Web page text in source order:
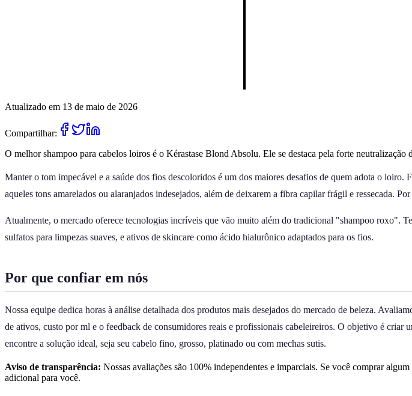
Atualizado em 13 de maio de 2026
Compartilhar:
O melhor shampoo para cabelos loiros é o Kérastase Blond Absolu. Ele se destaca pela forte neutralização
Manter o tom impecável e a saúde dos fios descoloridos é um dos maiores desafios de quem adota o
aqueles tons amarelados ou alaranjados indesejados, além de deixarem a fibra capilar frágil e ressecada.
Atualmente, o mercado oferece tecnologias incríveis que vão muito além do tradicional "shampoo roxo".
sulfatos para limpezas suaves, e ativos de skincare como ácido hialurônico adaptados para os fios.
Por que confiar em nós
Nossa equipe dedica horas à análise detalhada dos produtos mais desejados do mercado de beleza.
de ativos, custo por ml e o feedback de consumidores reais e profissionais cabeleireiros. O objetivo é
encontre a solução ideal, seja seu cabelo fino, grosso, platinado ou com mechas sutis.
Aviso de transparência: Nossas avaliações são 100% independentes e imparciais. Se você comprar
adicional para você.